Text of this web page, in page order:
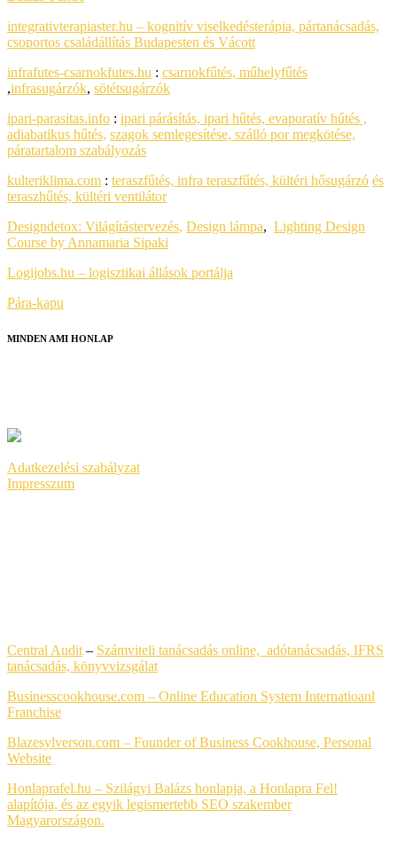
integrativterapiaster.hu – kognitív viselkedésterápia, pártanácsadás,
csoportos családállítás Budapesten és Vácott
infrafutes-csarnokfutes.hu : csarnokfűtés, műhelyfűtés
,infrasugárzók, sötétsugárzók
ipari-parasitas.info : ipari párásítás, ipari hűtés, evaporatív hűtés ,
adiabatikus hűtés, szagok semlegesítése, szálló por megkötése,
páratartalom szabályozás
kulteriklima.com : teraszfűtés, infra teraszfűtés, kültéri hősugárzó és
teraszhűtés, kültéri ventilátor
Designdetox: Világítástervezés, Design lámpa, Lighting Design
Course by Annamaria Sipaki
Logijobs.hu – logisztikai állások portálja
Pára-kapu
MINDEN AMI HONLAP
Adatkezelési szabályzat
Impresszum
Central Audit – Számviteli tanácsadás online, adótanácsadás, IFRS
tanácsadás, könyvvizsgálat
Businesscookhouse.com – Online Education System Internatioanl
Franchise
Blazesylverson.com – Founder of Business Cookhouse, Personal
Website
Honlaprafel.hu – Szilágyi Balázs honlapja, a Honlapra Fel!
alapítója, és az egyik legismertebb SEO szakember
Magyarországon.